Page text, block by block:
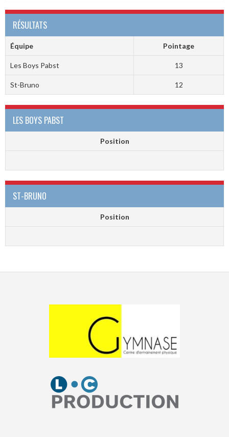
RÉSULTATS
Équipe Pointage
Les Boys Pabst 13
St-Bruno 12
LES BOYS PABST
Position
ST-BRUNO
Position